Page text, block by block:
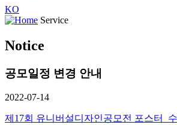
KO
Service
Notice
공모일정 변경 안내
2022-07-14
제17회 유니버설디자인공모전 포스터_